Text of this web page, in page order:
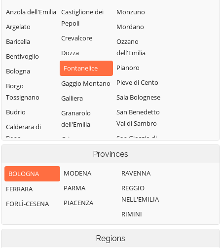
Anzola dell'Emilia
Argelato
Baricella
Bentivoglio
Bologna
Borgo
Tossignano
Budrio
Calderara di
Reno
Casalecchio di
Reno
Casalfiumanese
Castel d'Aiano
Castel del Rio
Castiglione dei
Pepoli
Crevalcore
Dozza
Fontanelice
Gaggio Montano
Galliera
Granarolo
dell'Emilia
Grizzana
Belvedere
Loiano
Monzuno
Mordano
Ozzano
dell'Emilia
Pianoro
Pieve di Cento
Sala Bolognese
San Benedetto
Val di Sambro
San Giorgio di
Persiceto
San Lazzaro di
Savena
San Pietro in
Casale
Sant'Agata
Provinces
BOLOGNA
FERRARA
FORLÌ-CESENA
MODENA
PARMA
PIACENZA
RAVENNA
REGGIO
NELL'EMILIA
RIMINI
Regions